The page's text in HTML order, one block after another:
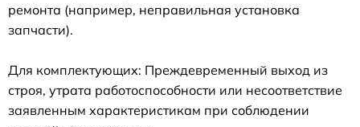
ремонта (например, неправильная установка
запчасти).
Для комплектующих: Преждевременный выход из
строя, утрата работоспособности или несоответствие
заявленным характеристикам при соблюдении